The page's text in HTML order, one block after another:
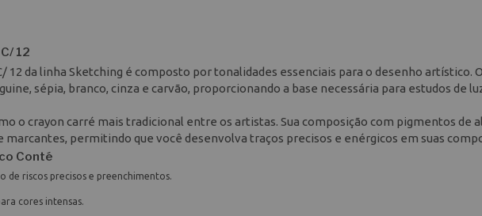
12
12 da linha Sketching é composto por tonalidades essenciais para o desenho artístico. O
sépia, branco, cinza e carvão, proporcionando a base necessária para estudos de
o crayon carré mais tradicional entre os artistas. Sua composição com pigmentos de
permitindo que você desenvolva traços precisos e enérgicos em suas
Conté
de riscos precisos e preenchimentos.
cores intensas.